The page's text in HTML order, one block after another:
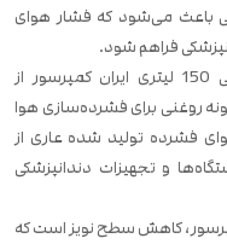
باعث می‌شود که فشار هوای
فراهم شود.
: کمپرسور باد دندانپزشکی 150 لیتری ایران کمپرسور از
روغنی برای فشرده‌سازی هوا
فشرده تولید شده عاری از
و تجهیزات دندانپزشکی
کاهش سطح نویز است که